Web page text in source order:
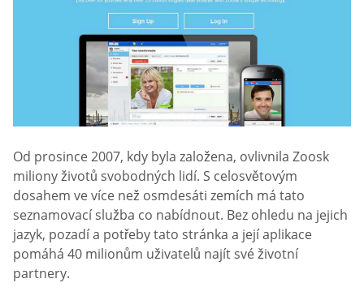
Od prosince 2007, kdy byla založena, ovlivnila Zoosk
miliony životů svobodných lidí. S celosvětovým
dosahem ve více než osmdesáti zemích má tato
seznamovací služba co nabídnout. Bez ohledu na jejich
jazyk, pozadí a potřeby tato stránka a její aplikace
pomáhá 40 milionům uživatelů najít své životní
partnery.